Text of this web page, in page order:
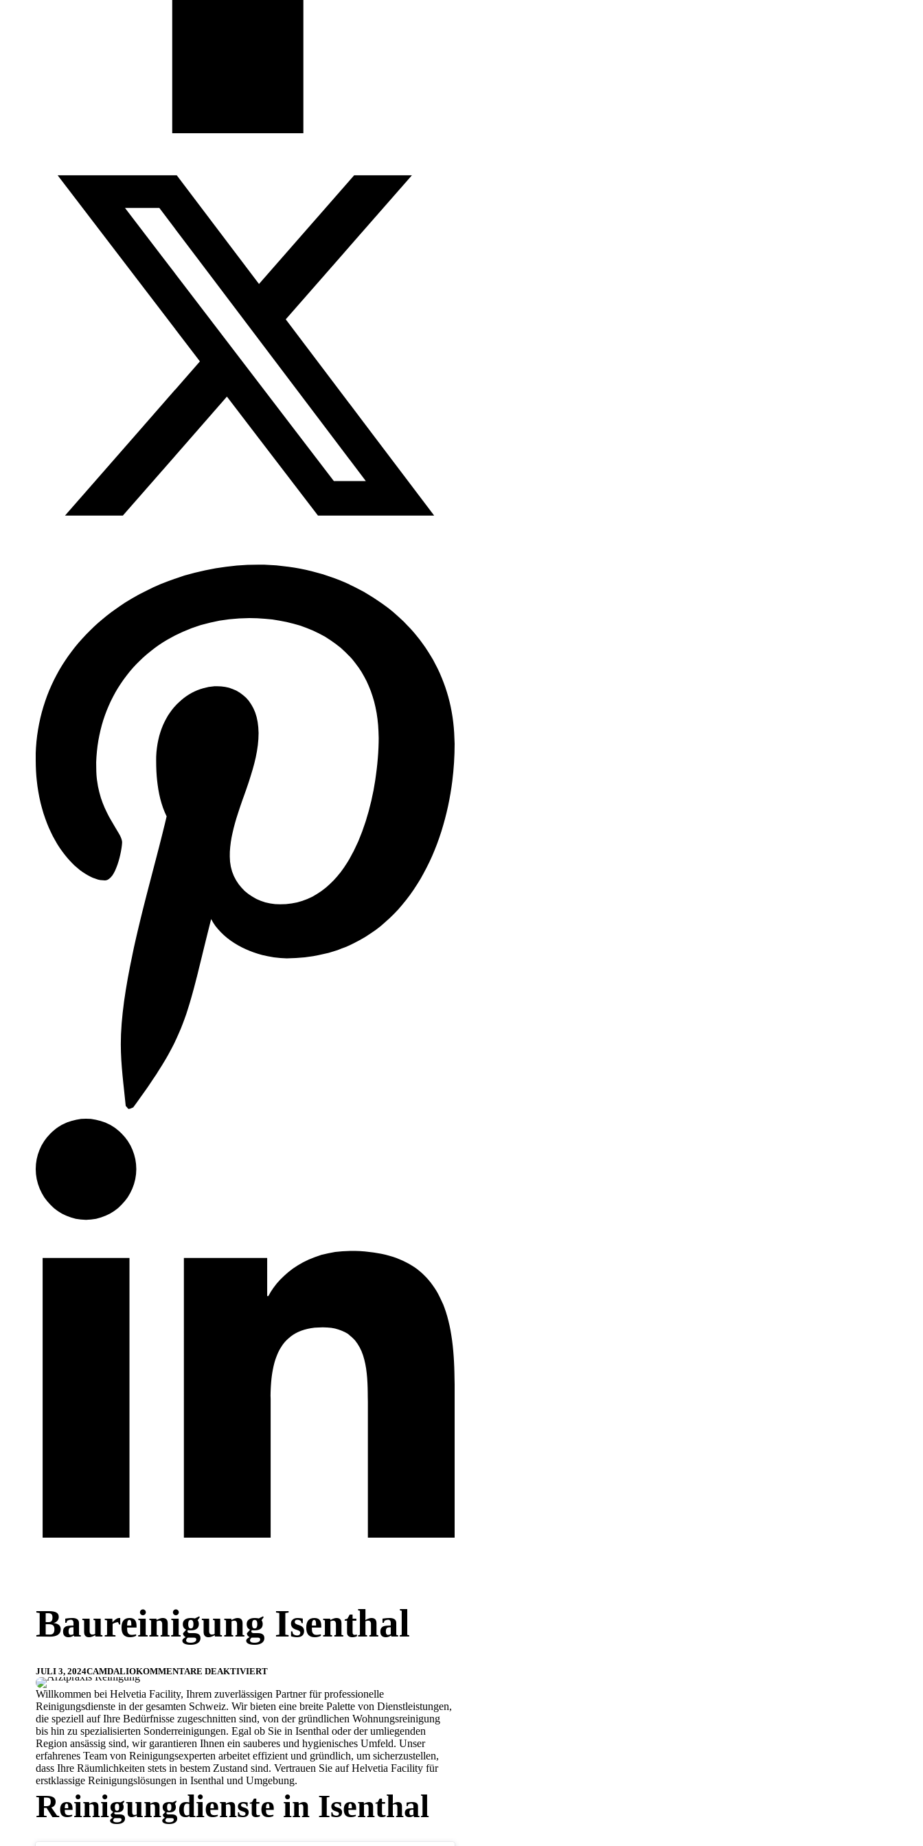
Baureinigung Isenthal
JULI 3, 2024CAMDALIOKOMMENTARE DEAKTIVIERT
Willkommen bei Helvetia Facility, Ihrem zuverlässigen Partner für professionelle
Reinigungsdienste in der gesamten Schweiz. Wir bieten eine breite Palette von Dienstleistungen,
die speziell auf Ihre Bedürfnisse zugeschnitten sind, von der gründlichen Wohnungsreinigung
bis hin zu spezialisierten Sonderreinigungen. Egal ob Sie in Isenthal oder der umliegenden
Region ansässig sind, wir garantieren Ihnen ein sauberes und hygienisches Umfeld. Unser
erfahrenes Team von Reinigungsexperten arbeitet effizient und gründlich, um sicherzustellen,
dass Ihre Räumlichkeiten stets in bestem Zustand sind. Vertrauen Sie auf Helvetia Facility für
erstklassige Reinigungslösungen in Isenthal und Umgebung.
Reinigungdienste in Isenthal